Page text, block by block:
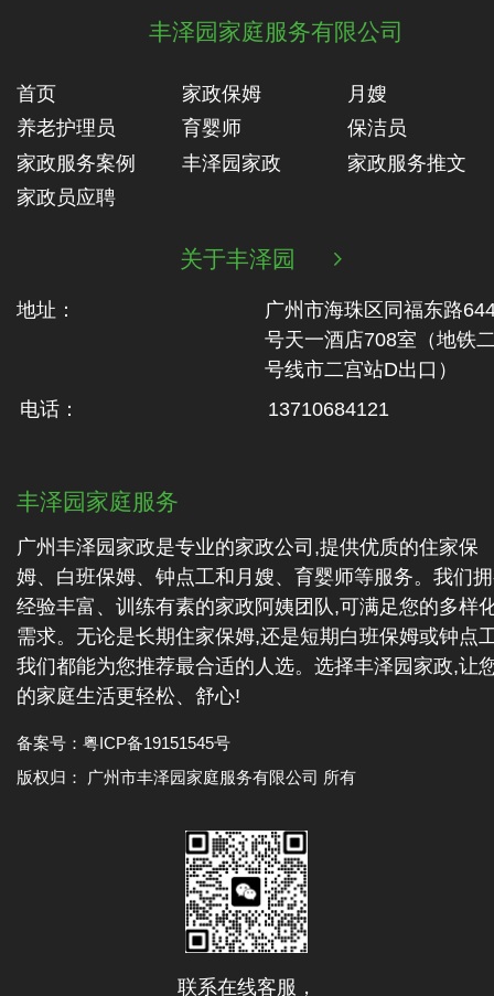
丰泽园家庭服务有限公司
首页 家政保姆
月嫂
养老护理员
育婴师
保洁员
家政服务案例
丰泽园家政
家政服务推文
家政员应聘
关于丰泽园 
地址：
广州市海珠区同福东路
号天一酒店708室（地铁‬
号线市二‬宫站D出口）
电话：
13710684121
丰泽园家庭服务
广州丰泽园家政是专业的家政公司,提供优质的住家保
姆、白班保姆、钟点工和月嫂、育婴师等服务。我们
经验丰富、训练有素的家政阿姨团队,可满足您的多样
需求。无论是长期住家保姆,还是短期白班保姆或钟点
我们都能为您推荐最合适的人选。选择丰泽园家政,让
的家庭生活更轻松、舒心!
备案号： 粤ICP备19151545号
版权归： 广州市丰泽园家庭服务有限公司 所有
联系在线客服，